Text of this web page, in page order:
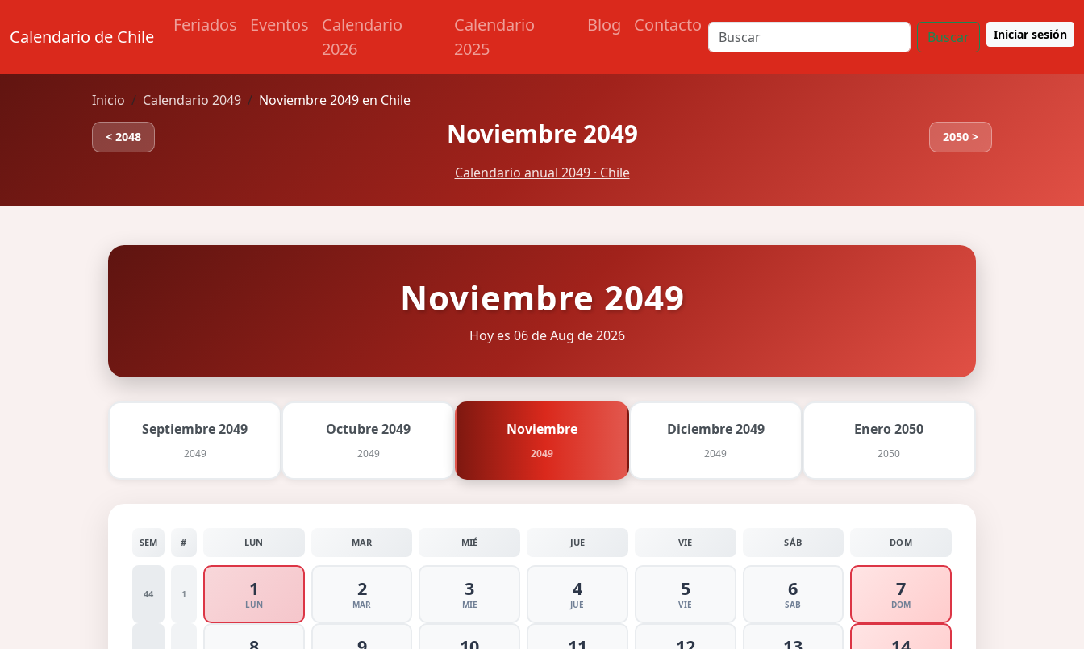
Calendario de Chile
Feriados Eventos
Calendario
2026
Calendario
2025
Blog Contacto
Buscar Iniciar sesión
Inicio Calendario 2049 Noviembre 2049 en Chile
< 2048 Noviembre 2049 2050 >
Calendario anual 2049 · Chile
Noviembre 2049
Hoy es 06 de Aug de 2026
Septiembre 2049
2049
Octubre 2049
2049
Noviembre
2049
Diciembre 2049
2049
Enero 2050
2050
SEM # LUN MAR MIÉ JUE VIE SÁB DOM
44 1 1
LUN
2
MAR
3
MIE
4
JUE
5
VIE
6
SAB
7
DOM